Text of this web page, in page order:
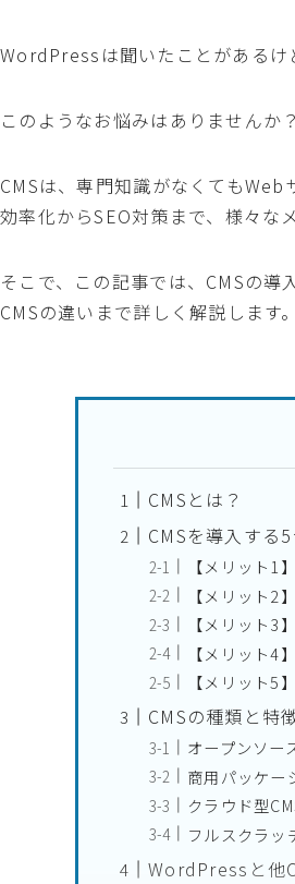
WordPressは聞いたことがあるけ
このようなお悩みはありませんか？
CMSは、専門知識がなくても
効率化からSEO対策まで、様々な
そこで、この記事では、CMSの
CMSの違いまで詳しく解説します
CMSとは？
CMSを導入する
【メリット1
【メリット2
【メリット3
【メリット4
【メリット5
CMSの種類と特
オープンソー
商用パッケー
クラウド型
フルスクラッ
WordPressと他